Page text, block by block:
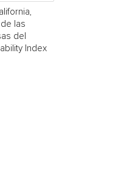
las
del
Index